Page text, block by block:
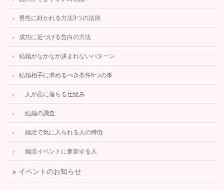
男性に好かれる方法3つの法則
成功に近づける告白の方法
結婚がなかなか決まれないパターン
結婚相手に求めるべき条件5つの事
人が恋に落ちる仕組み
結婚の調査
婚活で気に入られる人の特徴
婚活イベントに参加する人
イベントのお知らせ